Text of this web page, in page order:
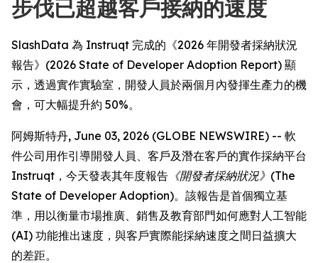
步伐已超越客戶接納的速度
SlashData 為 Instruqt 完成的《2026 年開發者採納狀況
報告》(2026 State of Developer Adoption Report) 顯
示，透過實作實驗室，開發人員於兩個月內發揮生產力的機
會，可大幅提升約 50%。
阿姆斯特丹, June 03, 2026 (GLOBE NEWSWIRE) -- 軟
件公司用作引導開發人員、客戶及潛在客戶的實作採納平台
Instruqt，今天發表其年度報告 《開發者採納狀況》(The
State of Developer Adoption)。該報告是首個獨立基
準，用以衡量市場推廣、銷售及教育部門如何應對人工智能
(AI) 功能推出速度，與客戶實際能採納速度之間日益擴大
的差距。